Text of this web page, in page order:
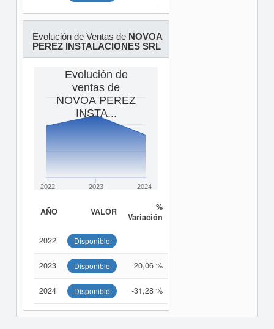
Evolución de Ventas de NOVOA
PEREZ INSTALACIONES SRL
Evolución de
ventas de
NOVOA PEREZ
INSTA...
2022 2023 2024
AÑO VALOR
%
Variación
2022 Disponible
2023 Disponible 20,06 %
2024 Disponible -31,28 %